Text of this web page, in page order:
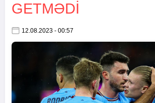
GETMƏDI
12.08.2023 - 00:57